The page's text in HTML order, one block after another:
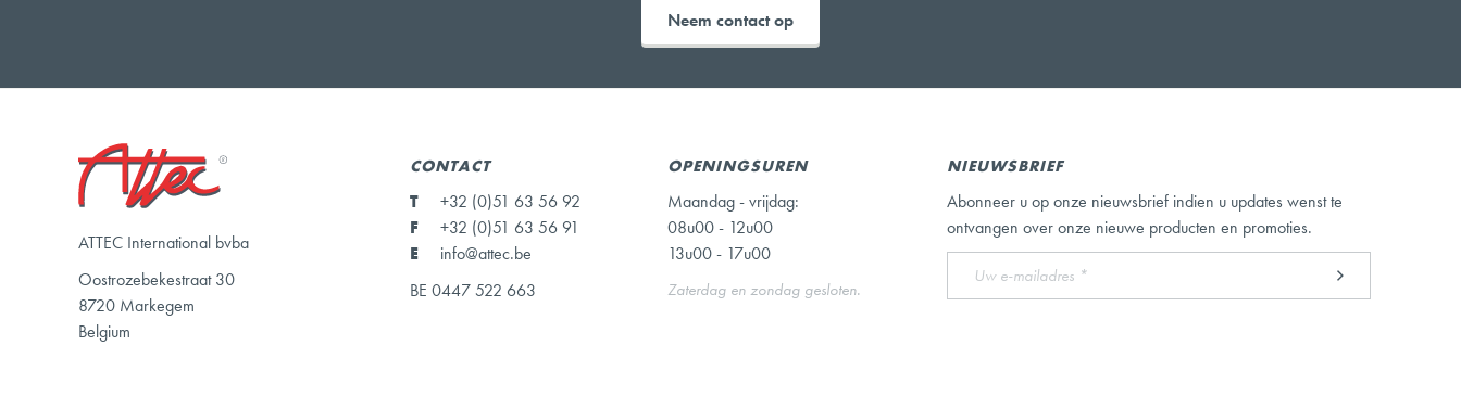
Neem contact op
ATTEC International bvba
Oostrozebekestraat 30
8720 Markegem
Belgium
CONTACT
T
+32 (0)51 63 56 92
F
+32 (0)51 63 56 91
E
info@attec.be
BE 0447 522 663
OPENINGSUREN
Maandag - vrijdag:
08u00 - 12u00
13u00 - 17u00
Zaterdag en zondag gesloten.
NIEUWSBRIEF
Abonneer u op onze nieuwsbrief indien u updates wenst te
ontvangen over onze nieuwe producten en promoties.